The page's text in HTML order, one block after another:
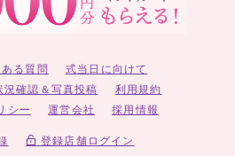
る質問
式当日に向けて
況確認＆写真投稿
利用規約
シー
運営会社 採用情報
登録店舗ログイン